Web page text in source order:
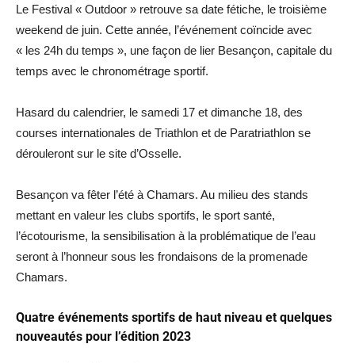
Le Festival « Outdoor » retrouve sa date fétiche, le troisième
weekend de juin. Cette année, l’événement coïncide avec
« les 24h du temps », une façon de lier Besançon, capitale du
temps avec le chronométrage sportif.
Hasard du calendrier, le samedi 17 et dimanche 18, des
courses internationales de Triathlon et de Paratriathlon se
dérouleront sur le site d’Osselle.
Besançon va fêter l’été à Chamars. Au milieu des stands
mettant en valeur les clubs sportifs, le sport santé,
l’écotourisme, la sensibilisation à la problématique de l’eau
seront à l’honneur sous les frondaisons de la promenade
Chamars.
Quatre événements sportifs de haut niveau et quelques
nouveautés pour l’édition 2023